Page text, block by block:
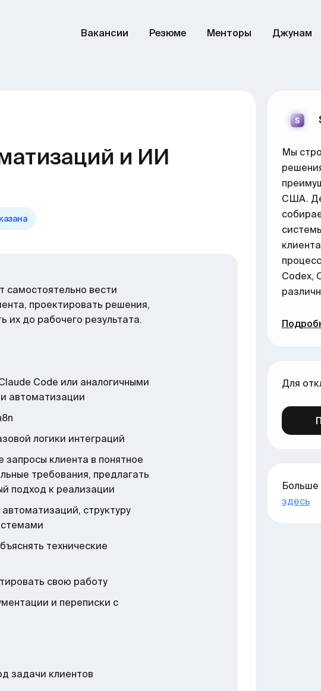
Вакансии Резюме Менторы Джунам
и ИИ
вести
проектировать решения,
их до рабочего результата.
Code или аналогичными
автоматизации
логики интеграций
клиента в понятное
требования, предлагать
подход к реализации
структуру
технические
свою работу
и переписки с
задачи клиентов
Мы
США.
Сodex,
Для
Больше
здесь